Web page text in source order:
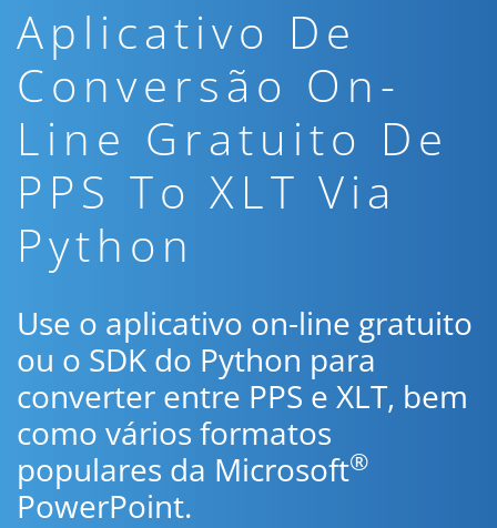
Aplicativo De
Conversão On-
Line Gratuito De
PPS To XLT Via
Python
Use o aplicativo on-line gratuito
ou o SDK do Python para
converter entre PPS e XLT, bem
como vários formatos
populares da Microsoft®
PowerPoint.